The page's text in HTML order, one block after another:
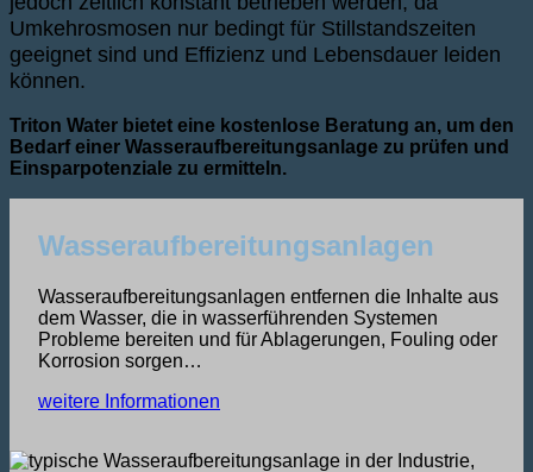
Umkehrosmosen nur bedingt für Stillstandszeiten
geeignet sind und Effizienz und Lebensdauer leiden
können.
Triton Water bietet eine kostenlose Beratung an, um den
Bedarf einer Wasseraufbereitungsanlage zu prüfen und
Einsparpotenziale zu ermitteln.
Wasseraufbereitungsanlagen
Wasseraufbereitungsanlagen entfernen die Inhalte aus
dem Wasser, die in wasserführenden Systemen
Probleme bereiten und für Ablagerungen, Fouling oder
Korrosion sorgen…
weitere Informationen